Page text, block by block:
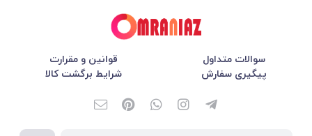
سوالات متداول
قوانین و مقرارت
پیگیری سفارش
شرایط برگشت کالا